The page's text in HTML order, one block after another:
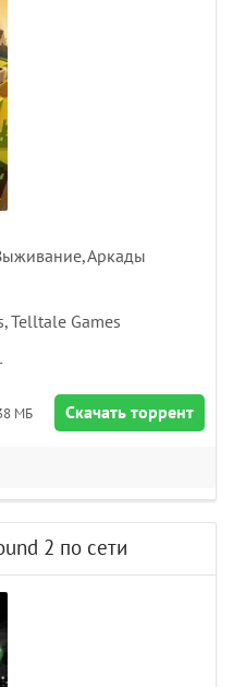
Аркады
Telltale Games
Скачать торрент
МБ
2 по сети